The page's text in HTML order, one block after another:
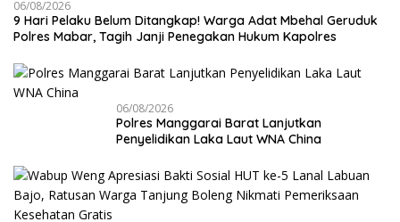
06/08/2026
9 Hari Pelaku Belum Ditangkap! Warga Adat Mbehal Geruduk
Polres Mabar, Tagih Janji Penegakan Hukum Kapolres
06/08/2026
Polres Manggarai Barat Lanjutkan
Penyelidikan Laka Laut WNA China